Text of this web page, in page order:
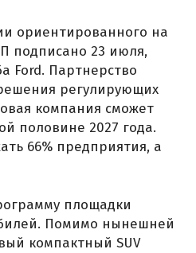
ориентированного на
подписано 23 июля,
Ford. Партнерство
регулирующих
компания сможет
половине 2027 года.
66% предприятия, а
площадки
Помимо нынешней
компактный SUV